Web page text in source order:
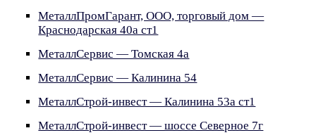
МеталлПромГарант, ООО, торговый дом —
Краснодарская 40а ст1
МеталлСервис — Томская 4а
МеталлСервис — Калинина 54
МеталлСтрой-инвест — Калинина 53а ст1
МеталлСтрой-инвест — шоссе Северное 7г